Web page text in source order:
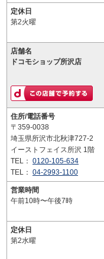
定休日
第2火曜
店舗名
ドコモショップ所沢店
住所/電話番号
〒359-0038
埼玉県所沢市北秋津727-2
イーストフェイス所沢 1階
TEL： 0120-105-634
TEL： 04-2993-1100
営業時間
午前10時〜午後7時
定休日
第2水曜